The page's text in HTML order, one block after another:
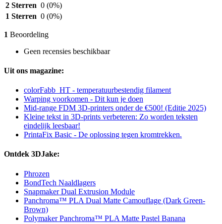
2 Sterren 0 (0%)
1 Sterren 0 (0%)
1 Beoordeling
Geen recensies beschikbaar
Uit ons magazine:
colorFabb_HT - temperatuurbestendig filament
Warping voorkomen - Dit kun je doen
Mid-range FDM 3D-printers onder de €500! (Editie 2025)
Kleine tekst in 3D-prints verbeteren: Zo worden teksten
eindelijk leesbaar!
PrintaFix Basic - De oplossing tegen kromtrekken.
Ontdek 3DJake:
Phrozen
BondTech Naaldlagers
Snapmaker Dual Extrusion Module
Panchroma™ PLA Dual Matte Camouflage (Dark Green-
Brown)
Polymaker Panchroma™ PLA Matte Pastel Banana